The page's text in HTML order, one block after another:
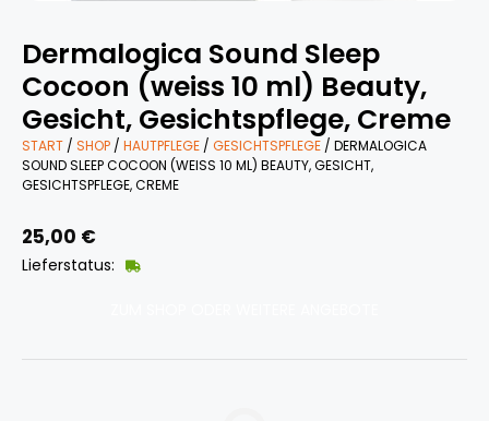
Dermalogica Sound Sleep
Cocoon (weiss 10 ml) Beauty,
Gesicht, Gesichtspflege, Creme
START / SHOP / HAUTPFLEGE / GESICHTSPFLEGE / DERMALOGICA
SOUND SLEEP COCOON (WEISS 10 ML) BEAUTY, GESICHT,
GESICHTSPFLEGE, CREME
25,00 €
Lieferstatus: